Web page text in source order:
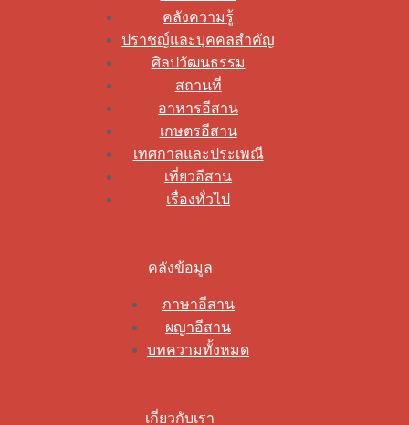
คลังความรู้
ปราชญ์และบุคคลสำคัญ
ศิลปวัฒนธรรม
สถานที่
อาหารอีสาน
เกษตรอีสาน
เทศกาลและประเพณี
เที่ยวอีสาน
เรื่องทั่วไป
คลังข้อมูล
ภาษาอีสาน
ผญาอีสาน
บทความทั้งหมด
เกี่ยวกับเรา